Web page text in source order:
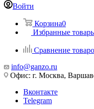
Войти
Корзина0
Избранные
Сравнение
info@ganzo.ru
Офис: г. Москва,
Вконтакте
Telegram